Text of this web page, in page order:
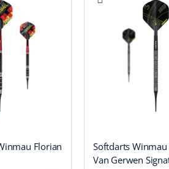
Florian
Softdarts Winmau
Van Gerwen